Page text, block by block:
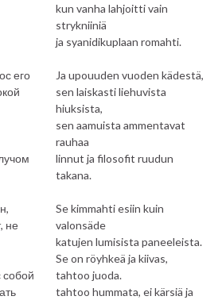
его
не
собой
kun vanha lahjoitti vain
strykniiniä
ja syanidikuplaan romahti.
Ja upouuden vuoden kädestä,
sen laiskasti liehuvista
hiuksista,
sen aamuista ammentavat
rauhaa
linnut ja filosofit ruudun
takana.
Se kimmahti esiin kuin
valonsäde
katujen lumisista paneeleista.
Se on röyhkeä ja kiivas,
tahtoo juoda.
tahtoo hummata, ei kärsiä ja